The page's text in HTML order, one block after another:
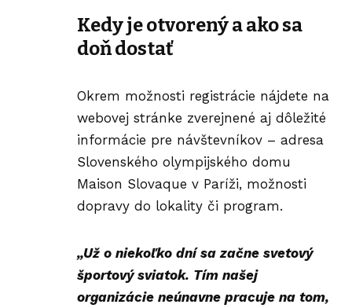
Kedy je otvorený a ako sa
doň dostať
Okrem možnosti registrácie nájdete na
webovej stránke zverejnené aj dôležité
informácie pre návštevníkov – adresa
Slovenského olympijského domu
Maison Slovaque v Paríži, možnosti
dopravy do lokality či program.
„Už o niekoľko dní sa začne svetový
športový sviatok. Tím našej
organizácie neúnavne pracuje na tom,